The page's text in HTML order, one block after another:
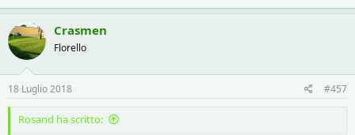
Crasmen
Florello
18 Luglio 2018 #457
Rosand ha scritto: